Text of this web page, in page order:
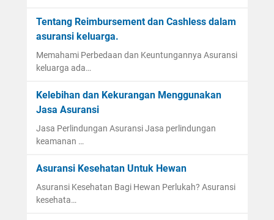
Tentang Reimbursement dan Cashless dalam
asuransi keluarga.
Memahami Perbedaan dan Keuntungannya Asuransi
keluarga ada…
Kelebihan dan Kekurangan Menggunakan
Jasa Asuransi
Jasa Perlindungan Asuransi Jasa perlindungan
keamanan …
Asuransi Kesehatan Untuk Hewan
Asuransi Kesehatan Bagi Hewan Perlukah? Asuransi
kesehata…